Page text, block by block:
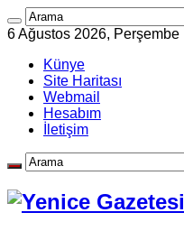
6 Ağustos 2026, Perşembe
Künye
Site Haritası
Webmail
Hesabım
İletişim